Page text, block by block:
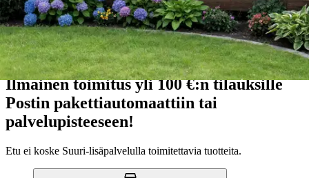
Toimitus
Kotiin tai noutopisteeseenAlk. 4,95 €
Ilmainen toimitus yli 100 €:n tilauksille
Postin pakettiautomaattiin tai
palvelupisteeseen!
Etu ei koske Suuri‑lisäpalvelulla toimitettavia tuotteita.